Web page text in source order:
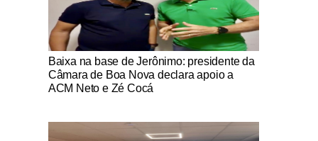
Notícias Católicas
Baixa na base de Jerônimo: presidente da
Câmara de Boa Nova declara apoio a
ACM Neto e Zé Cocá